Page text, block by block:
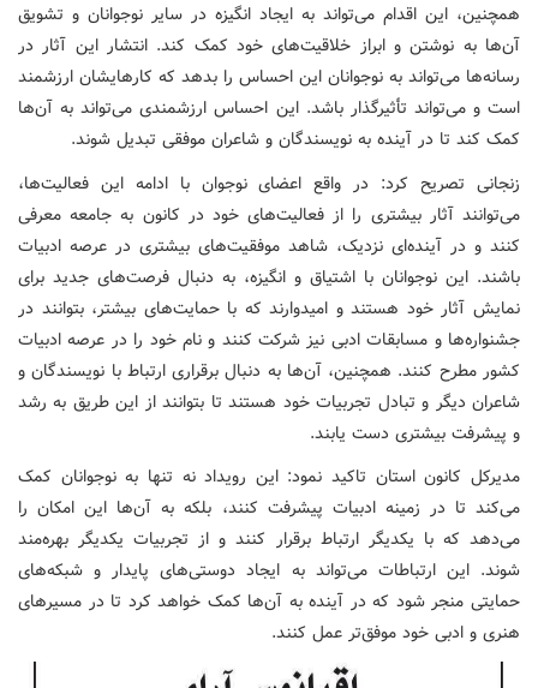
همچنین، این اقدام می‌تواند به ایجاد انگیزه در سایر نوجوانان و تشویق
آن‌ها به نوشتن و ابراز خلاقیت‌های خود کمک کند. انتشار این آثار در
رسانه‌ها می‌تواند به نوجوانان این احساس را بدهد که کارهایشان ارزشمند
است و می‌تواند تأثیرگذار باشد. این احساس ارزشمندی می‌تواند به آن‌ها
کمک کند تا در آینده به نویسندگان و شاعران موفقی تبدیل شوند.
زنجانی تصریح کرد: در واقع اعضای نوجوان با ادامه این فعالیت‌ها،
می‌توانند آثار بیشتری را از فعالیت‌های خود در کانون به جامعه معرفی
کنند و در آینده‌ای نزدیک، شاهد موفقیت‌های بیشتری در عرصه ادبیات
باشند. این نوجوانان با اشتیاق و انگیزه، به دنبال فرصت‌های جدید برای
نمایش آثار خود هستند و امیدوارند که با حمایت‌های بیشتر، بتوانند در
جشنواره‌ها و مسابقات ادبی نیز شرکت کنند و نام خود را در عرصه ادبیات
کشور مطرح کنند. همچنین، آن‌ها به دنبال برقراری ارتباط با نویسندگان و
شاعران دیگر و تبادل تجربیات خود هستند تا بتوانند از این طریق به رشد
و پیشرفت بیشتری دست یابند.
مدیرکل کانون استان تاکید نمود: این رویداد نه تنها به نوجوانان کمک
می‌کند تا در زمینه ادبیات پیشرفت کنند، بلکه به آن‌ها این امکان را
می‌دهد که با یکدیگر ارتباط برقرار کنند و از تجربیات یکدیگر بهره‌مند
شوند. این ارتباطات می‌تواند به ایجاد دوستی‌های پایدار و شبکه‌های
حمایتی منجر شود که در آینده به آن‌ها کمک خواهد کرد تا در مسیرهای
هنری و ادبی خود موفق‌تر عمل کنند.